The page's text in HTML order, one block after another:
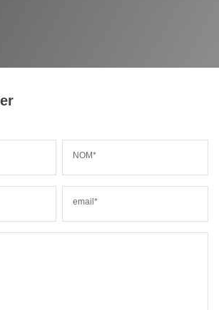
NOM*
email*